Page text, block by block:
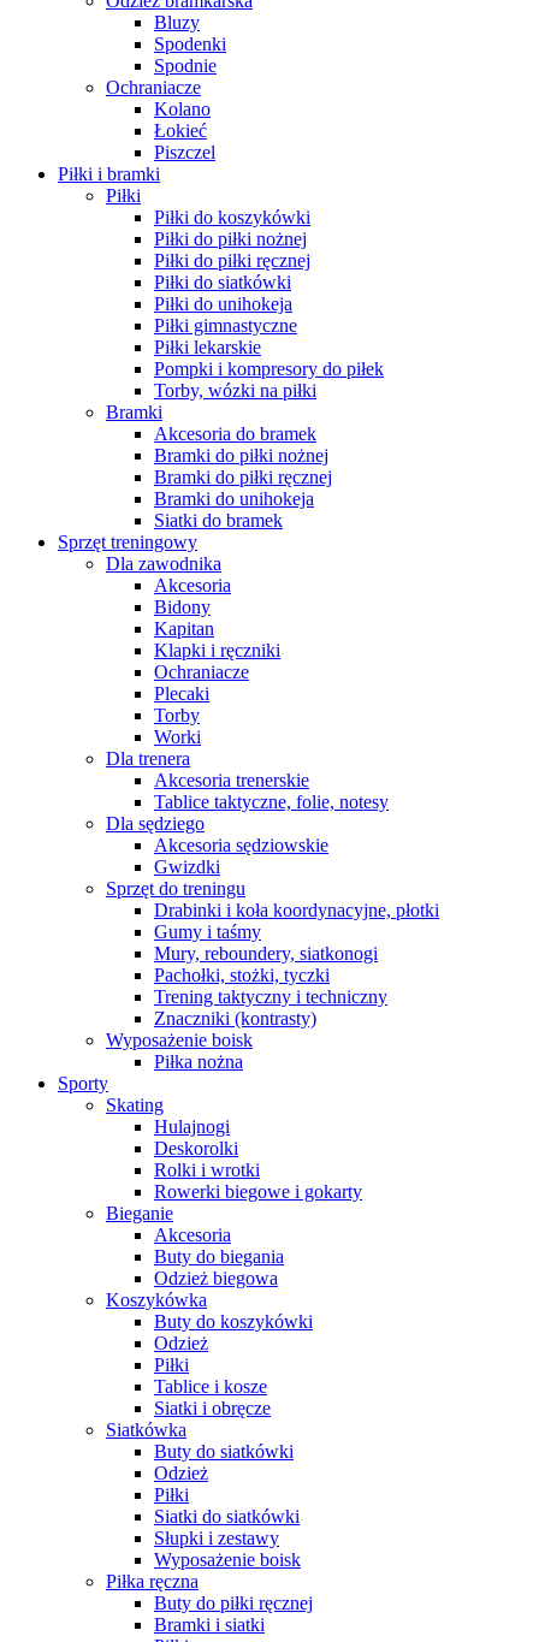
Bluzy
Spodenki
Spodnie
Ochraniacze
Kolano
Łokieć
Piszczel
Piłki i bramki
Piłki
Piłki do koszykówki
Piłki do piłki nożnej
Piłki do piłki ręcznej
Piłki do siatkówki
Piłki do unihokeja
Piłki gimnastyczne
Piłki lekarskie
Pompki i kompresory do piłek
Torby, wózki na piłki
Bramki
Akcesoria do bramek
Bramki do piłki nożnej
Bramki do piłki ręcznej
Bramki do unihokeja
Siatki do bramek
Sprzęt treningowy
Dla zawodnika
Akcesoria
Bidony
Kapitan
Klapki i ręczniki
Ochraniacze
Plecaki
Torby
Worki
Dla trenera
Akcesoria trenerskie
Tablice taktyczne, folie, notesy
Dla sędziego
Akcesoria sędziowskie
Gwizdki
Sprzęt do treningu
Drabinki i koła koordynacyjne, płotki
Gumy i taśmy
Mury, reboundery, siatkonogi
Pachołki, stożki, tyczki
Trening taktyczny i techniczny
Znaczniki (kontrasty)
Wyposażenie boisk
Piłka nożna
Sporty
Skating
Hulajnogi
Deskorolki
Rolki i wrotki
Rowerki biegowe i gokarty
Bieganie
Akcesoria
Buty do biegania
Odzież biegowa
Koszykówka
Buty do koszykówki
Odzież
Piłki
Tablice i kosze
Siatki i obręcze
Siatkówka
Buty do siatkówki
Odzież
Piłki
Siatki do siatkówki
Słupki i zestawy
Wyposażenie boisk
Piłka ręczna
Buty do piłki ręcznej
Bramki i siatki